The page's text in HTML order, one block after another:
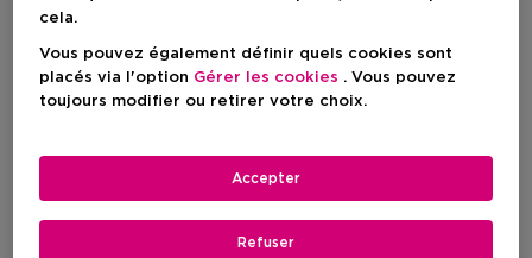
cela.
Vous pouvez également définir quels cookies sont
placés via l'option Gérer les cookies . Vous pouvez
toujours modifier ou retirer votre choix.
Refuser
Accepter